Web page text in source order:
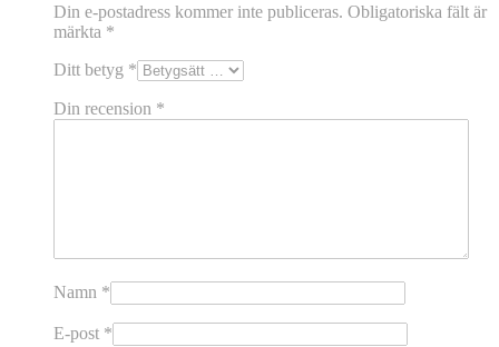
Din e-postadress kommer inte publiceras. Obligatoriska fält är
märkta *
Ditt betyg *
Din recension *
Namn *
E-post *